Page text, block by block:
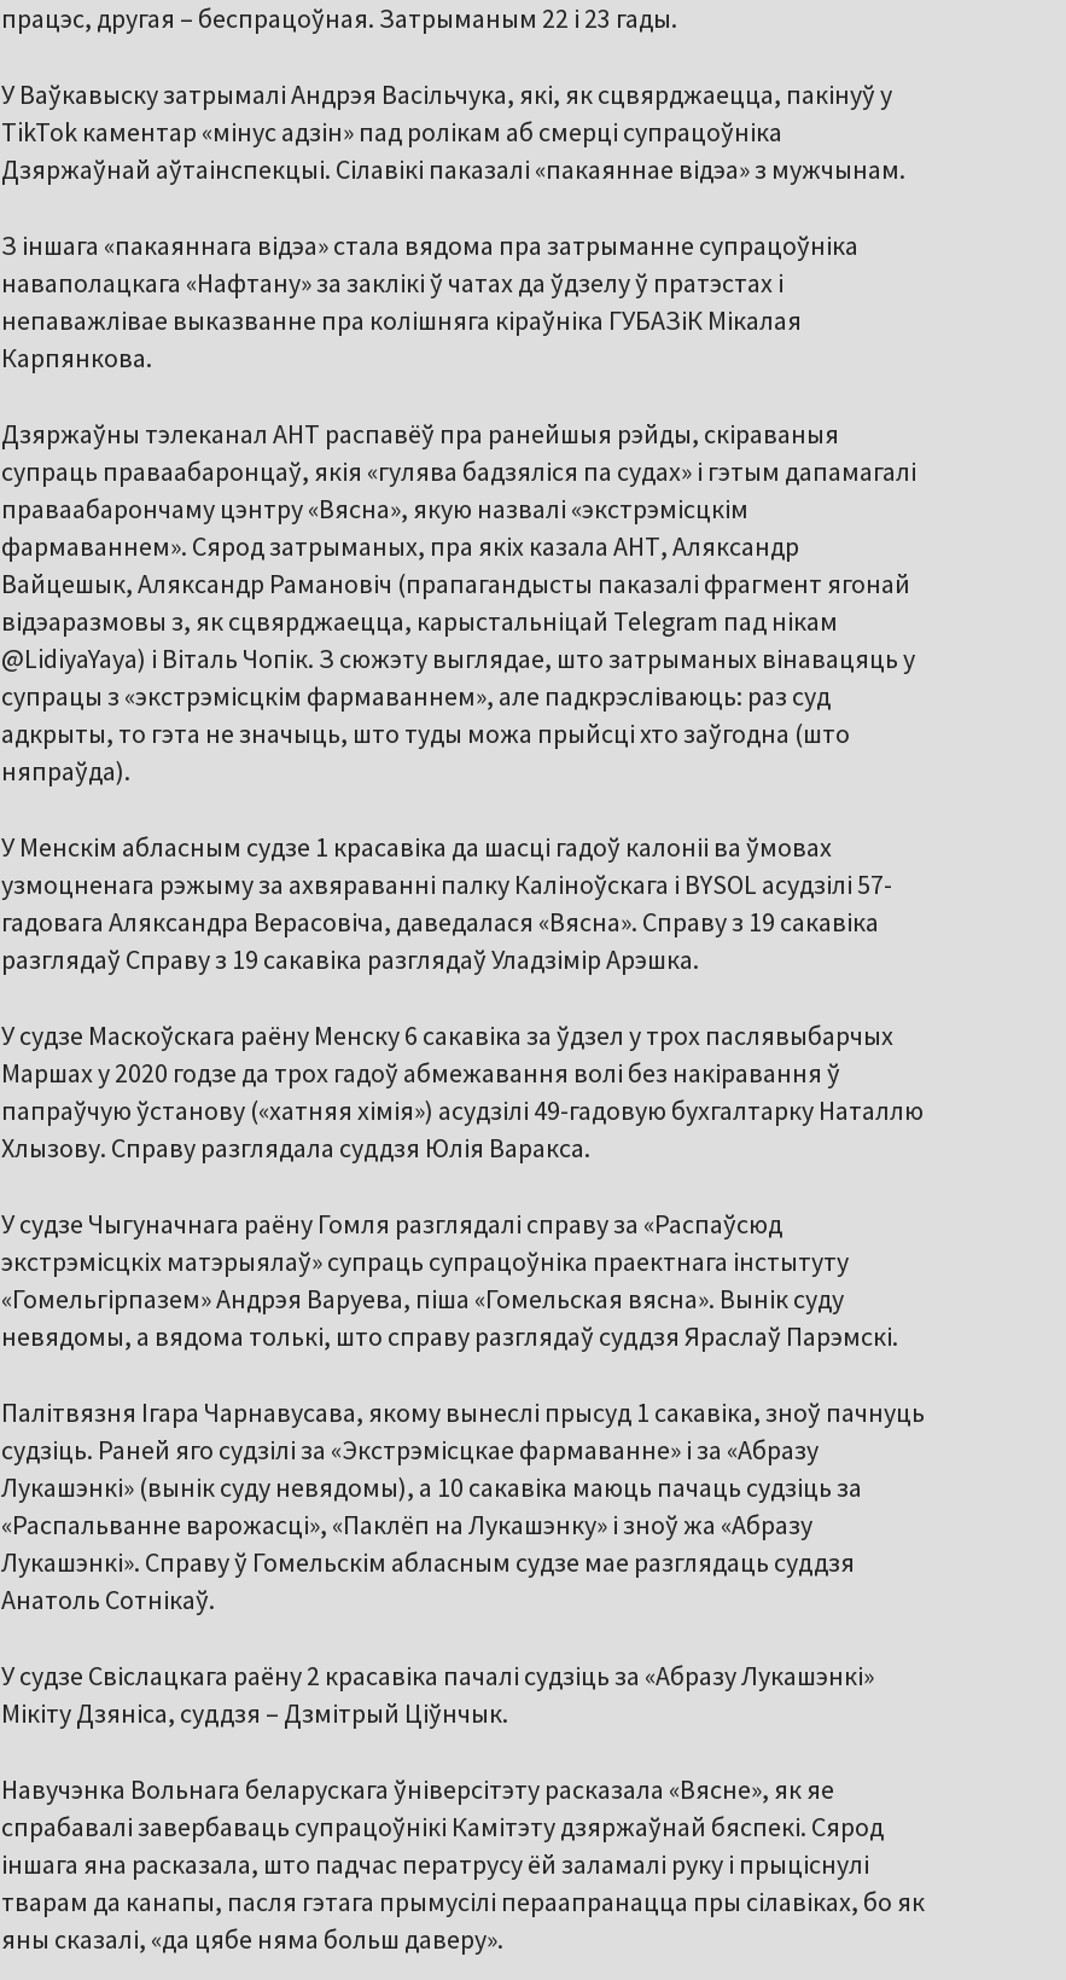
працэс, другая – беспрацоўная. Затрыманым 22 і 23 гады.
У Ваўкавыску затрымалі Андрэя Васільчука, які, як сцвярджаецца, пакінуў у
TikTok каментар «мінус адзін» пад ролікам аб смерці супрацоўніка
Дзяржаўнай аўтаінспекцыі. Сілавікі паказалі «пакаяннае відэа» з мужчынам.
З іншага «пакаяннага відэа» стала вядома пра затрыманне супрацоўніка
наваполацкага «Нафтану» за заклікі ў чатах да ўдзелу ў пратэстах і
непаважлівае выказванне пра колішняга кіраўніка ГУБАЗіК Мікалая
Карпянкова.
Дзяржаўны тэлеканал АНТ распавёў пра ранейшыя рэйды, скіраваныя
супраць праваабаронцаў, якія «гулява бадзяліся па судах» і гэтым дапамагалі
праваабарончаму цэнтру «Вясна», якую назвалі «экстрэмісцкім
фармаваннем». Сярод затрыманых, пра якіх казала АНТ, Аляксандр
Вайцешык, Аляксандр Рамановіч (прапагандысты паказалі фрагмент ягонай
відэаразмовы з, як сцвярджаецца, карыстальніцай Telegram пад нікам
@LidiyaYaya) і Віталь Чопік. З сюжэту выглядае, што затрыманых вінавацяць у
супрацы з «экстрэмісцкім фармаваннем», але падкрэсліваюць: раз суд
адкрыты, то гэта не значыць, што туды можа прыйсці хто заўгодна (што
няпраўда).
У Менскім абласным судзе 1 красавіка да шасці гадоў калоніі ва ўмовах
узмоцненага рэжыму за ахвяраванні палку Каліноўскага і BYSOL асудзілі 57-
гадовага Аляксандра Верасовіча, даведалася «Вясна». Справу з 19 сакавіка
разглядаў Справу з 19 сакавіка разглядаў Уладзімір Арэшка.
У судзе Маскоўскага раёну Менску 6 сакавіка за ўдзел у трох паслявыбарчых
Маршах у 2020 годзе да трох гадоў абмежавання волі без накіравання ў
папраўчую ўстанову («хатняя хімія») асудзілі 49-гадовую бухгалтарку Наталлю
Хлызову. Справу разглядала суддзя Юлія Варакса.
У судзе Чыгуначнага раёну Гомля разглядалі справу за «Распаўсюд
экстрэмісцкіх матэрыялаў» супраць супрацоўніка праектнага інстытуту
«Гомельгірпазем» Андрэя Варуева, піша «Гомельская вясна». Вынік суду
невядомы, а вядома толькі, што справу разглядаў суддзя Яраслаў Парэмскі.
Палітвязня Ігара Чарнавусава, якому вынеслі прысуд 1 сакавіка, зноў пачнуць
судзіць. Раней яго судзілі за «Экстрэмісцкае фармаванне» і за «Абразу
Лукашэнкі» (вынік суду невядомы), а 10 сакавіка маюць пачаць судзіць за
«Распальванне варожасці», «Паклёп на Лукашэнку» і зноў жа «Абразу
Лукашэнкі». Справу ў Гомельскім абласным судзе мае разглядаць суддзя
Анатоль Сотнікаў.
У судзе Свіслацкага раёну 2 красавіка пачалі судзіць за «Абразу Лукашэнкі»
Мікіту Дзяніса, суддзя – Дзмітрый Ціўнчык.
Навучэнка Вольнага беларускага ўніверсітэту расказала «Вясне», як яе
спрабавалі завербаваць супрацоўнікі Камітэту дзяржаўнай бяспекі. Сярод
іншага яна расказала, што падчас ператрусу ёй заламалі руку і прыціснулі
тварам да канапы, пасля гэтага прымусілі пераапранацца пры сілавіках, бо як
яны сказалі, «да цябе няма больш даверу».